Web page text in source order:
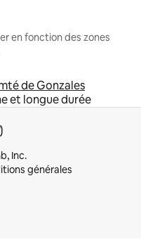
en fonction des zones
de Gonzales
et longue durée
Inc.
générales